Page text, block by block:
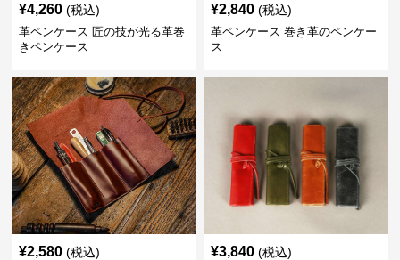
¥4,260 (税込)
革ペンケース 匠の技が光る革巻
きペンケース
¥2,840 (税込)
革ペンケース 巻き革のペンケー
ス
¥2,580 (税込) ¥3,840 (税込)